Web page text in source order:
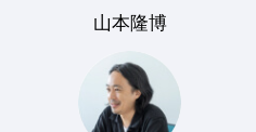
山本隆博